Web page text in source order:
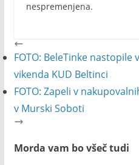
nespremenjena.
FOTO: BeleTinke nastopile
vikenda KUD Beltinci
FOTO: Zapeli v
v Murski Soboti
Morda vam bo všeč tudi